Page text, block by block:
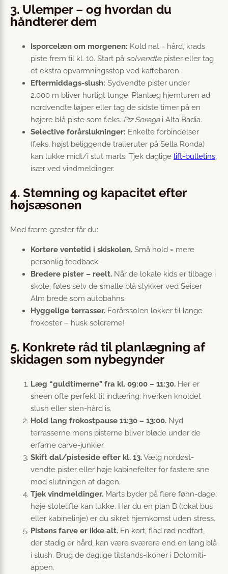
3. Ulemper – og hvordan du
håndterer dem
Isporcelæn om morgenen: Kold nat = hård, krads
piste frem til kl. 10. Start på solvendtepister eller tag
et ekstra opvarmningsstop ved kaffebaren.
Eftermiddags-slush: Sydvendte pister under
2.000 m bliver hurtigt tunge. Planlæg hjemturen ad
nordvendte løjper eller tag de sidste timer på en
højere blå piste som f.eks. Piz Soregai Alta Badia.
Selective forårslukninger: Enkelte forbindelser
(f.eks. højst beliggende tralleruter på Sella Ronda)
kan lukke midt/i slut marts. Tjek daglige lift-bulletins,
især ved vindmeldinger.
4. Stemning og kapacitet efter
højsæsonen
Med færre gæster får du:
Kortere ventetid i skiskolen. Små hold = mere
personlig feedback.
Bredere pister – reelt. Når de lokale kids er tilbage i
skole, føles selv de smalle blå stykker ved Seiser
Alm brede som autobahns.
Hyggelige terrasser. Forårssolen lokker til lange
frokoster – husk solcreme!
5. Konkrete råd til planlægning af
skidagen som nybegynder
Læg “guldtimerne” fra kl. 09:00 – 11:30. Her er
sneen ofte perfekt til indlæring: hverken knoldet
slush eller sten-hård is.
Hold lang frokostpause 11:30 – 13:00. Nyd
terrasserne mens pisterne bliver bløde under de
erfarne carve-junkier.
Skift dal/pisteside efter kl. 13.Vælg nordøst-
vendte pister eller høje kabinefelter for fastere sne
mod slutningen af dagen.
Tjek vindmeldinger. Marts byder på flere føhn-dage;
høje stolelifte kan lukke. Har du en plan B (lokal bus
eller kabinelinje) er du sikret hjemkomst uden stress.
Pistens farve er ikke alt. En kort, flad rød nedfart,
der stadig er hård, kan være sværere end en lang blå
i slush. Brug de daglige tilstands-ikoner i Dolomiti-
appen.